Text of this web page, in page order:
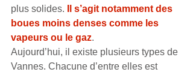
plus solides.
Il s’agit notamment des
boues moins denses comme les
vapeurs ou le gaz.
Aujourd’hui, il existe plusieurs types de
Vannes. Chacune d’entre elles est